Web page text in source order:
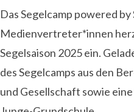
Das Segelcamp powered
Medienvertreter*innen
Segelsaison 2025 ein.
des Segelcamps aus den
und Gesellschaft sowie